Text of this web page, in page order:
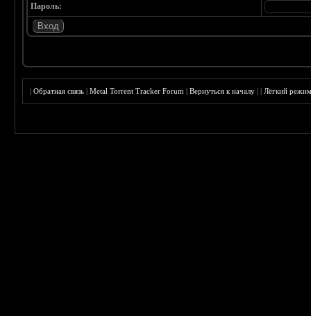
Пароль:
|Обратная связь |Metal Torrent Tracker Forum |Вернуться к началу ||Лёгкий